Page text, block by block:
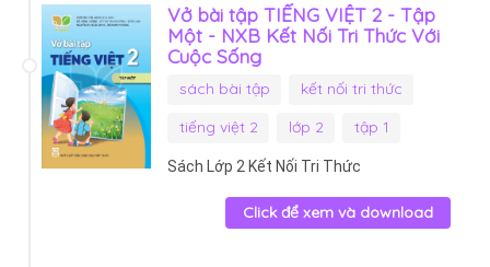
Vở bài tập TIẾNG VIỆT 2 - Tập
Một - NXB Kết Nối Tri Thức Với
Cuộc Sống
sách bài tập
kết nối tri thức
tiếng việt 2
lớp 2 tập 1
Sách Lớp 2 Kết Nối Tri Thức
Click để xem và download